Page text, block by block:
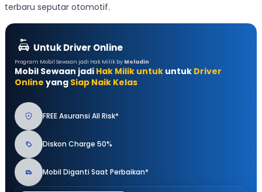
terbaru seputar otomotif.
Untuk Driver Online
Program Mobil Sewaan jadi Hak Milik by Moladin
Mobil Sewaan jadi Hak Milik untuk untuk Driver
Online yang Siap Naik Kelas
FREE Asuransi All Risk*
Diskon Charge 50%
Mobil Diganti Saat Perbaikan*